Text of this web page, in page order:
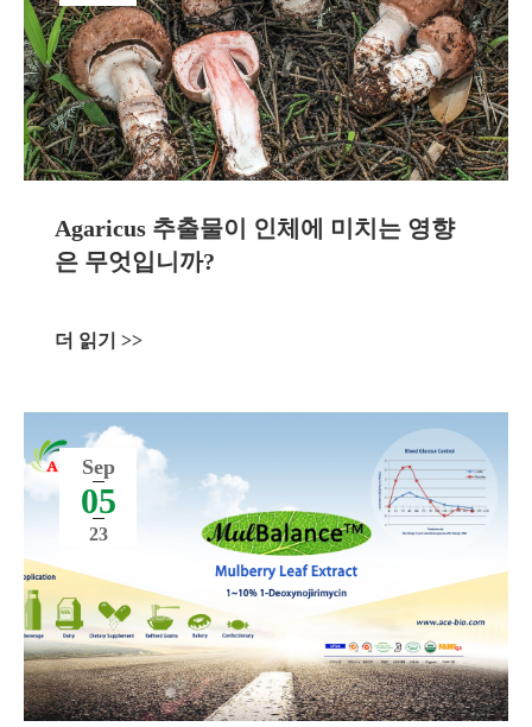
Agaricus 추출물이 인체에 미치는 영향
은 무엇입니까?
더 읽기 >>
Sep
05
23